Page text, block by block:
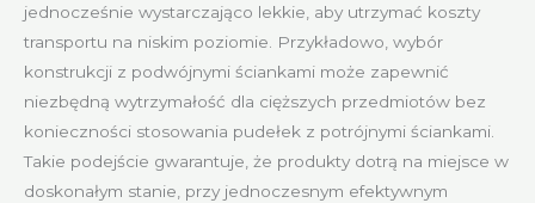
jednocześnie wystarczająco lekkie, aby utrzymać koszty
transportu na niskim poziomie. Przykładowo, wybór
konstrukcji z podwójnymi ściankami może zapewnić
niezbędną wytrzymałość dla cięższych przedmiotów bez
konieczności stosowania pudełek z potrójnymi ściankami.
Takie podejście gwarantuje, że produkty dotrą na miejsce w
doskonałym stanie, przy jednoczesnym efektywnym